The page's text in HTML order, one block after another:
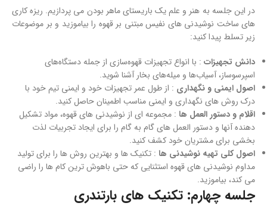
در این جلسه به هنر و علم یک باریستای ماهر بودن می پردازیم. ریزه کاری
های ساخت نوشیدنی های نفیس مبتنی بر قهوه را بیاموزید و بر موضوعات
زیر تسلط پیدا کنید:
دانش تجهیزات : با انواع تجهیزات قهوه‌سازی از جمله دستگاه‌های
اسپرسوساز، آسیاب‌ها و میله‌های بخار آشنا شوید.
اصول ایمنی و نگهداری : از طول عمر تجهیزات خود و ایمنی تیم خود با
درک روش های نگهداری و ایمنی مناسب اطمینان حاصل کنید.
اقلام و دستور العمل ها : مجموعه ای از نوشیدنی های قهوه، مواد تشکیل
دهنده آنها و دستور العمل های گام به گام را برای ایجاد تجربیات لذت
بخشی برای مشتریان خود کشف کنید.
اصول کلی تهیه نوشیدنی ها : تکنیک ها و بهترین روش ها را برای تولید
مداوم نوشیدنی های قهوه استثنایی که حتی باهوش ترین کام ها را راضی
می کند، بیاموزید.
جلسه چهارم: تکنیک های بارتندری